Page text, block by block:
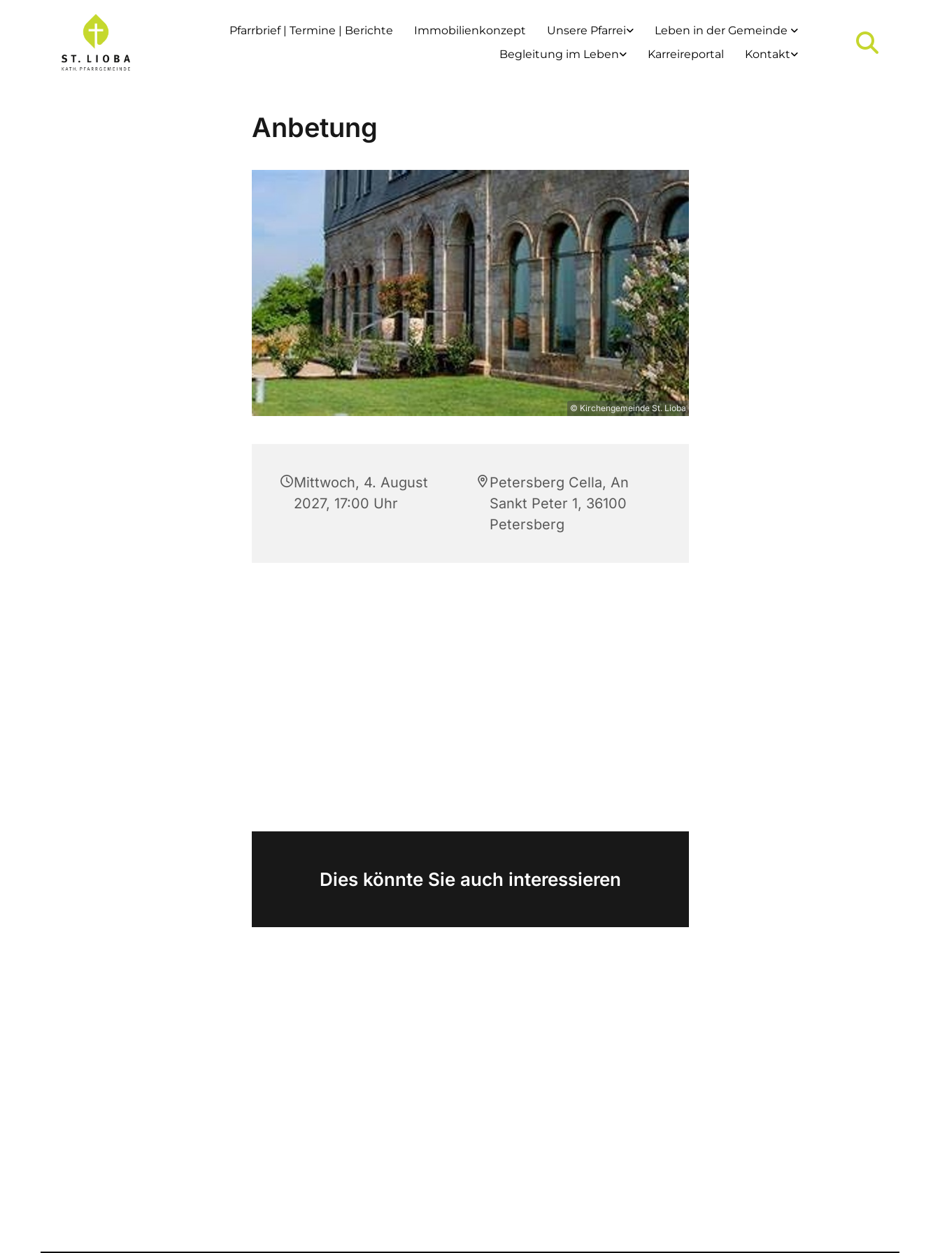
Pfarrbrief | Termine | Berichte Immobilienkonzept Unsere Pfarrei
Leben in der Gemeinde
Begleitung im Leben
Karreireportal Kontakt
Anbetung
© Kirchengemeinde St. Lioba
Mittwoch, 4. August
2027, 17:00 Uhr
Petersberg Cella, An
Sankt Peter 1, 36100
Petersberg
Dies könnte Sie auch interessieren